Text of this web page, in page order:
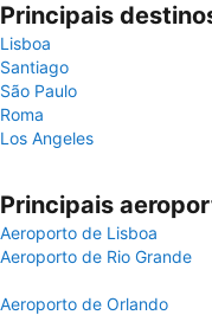
Principais
Lisboa
Santiago
São Paulo
Roma
Los Angeles
Principais
Aeroporto de Lisboa
Aeroporto de Rio Grande
Aeroporto de Orlando